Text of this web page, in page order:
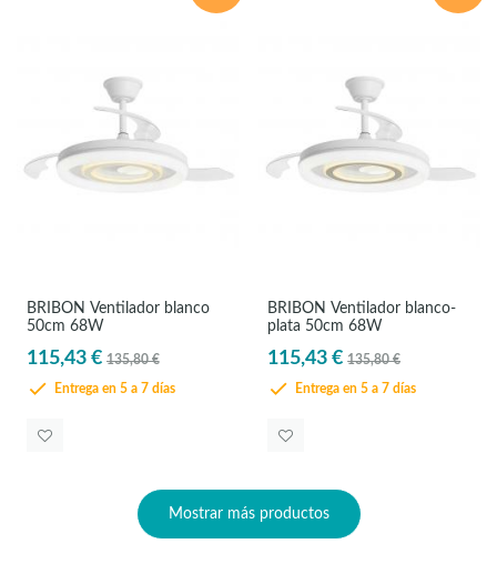
BRIBÓN Ventilador blanco
50cm 68W
115,43 € 135,80 €
Entrega en 5 a 7 días
BRIBÓN Ventilador blanco-
plata 50cm 68W
115,43 € 135,80 €
Entrega en 5 a 7 días
Mostrar más productos